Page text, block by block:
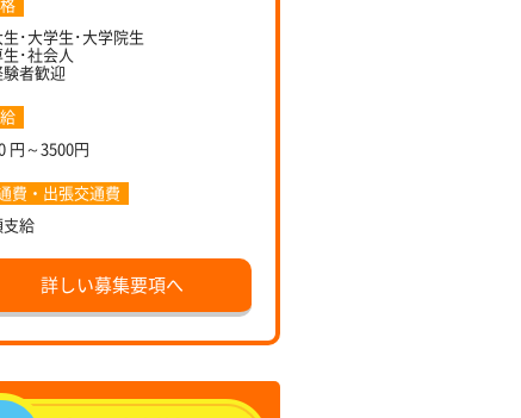
生･大学生･大学院生
生･社会人
験者歓迎
円～3500円
費・出張交通費
支給
詳しい募集要項へ